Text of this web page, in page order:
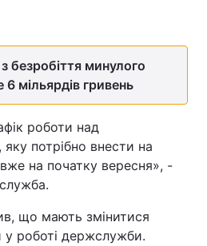
безробіття минулого
мільярдів гривень
роботи над
потрібно внести на
на початку вересня», -
що мають змінитися
у роботі держслужби.